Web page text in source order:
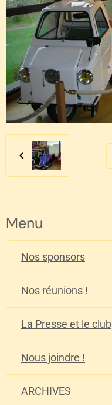
Menu
Nos sponsors
Nos réunions !
La Presse et le club
Nous joindre !
ARCHIVES